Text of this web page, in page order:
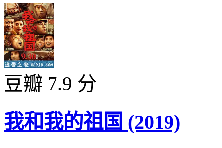
豆瓣 7.9 分
我和我的祖国 (2019)